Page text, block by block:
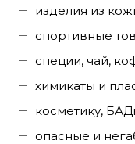
изделия из
спортивные
специи, чай,
химикаты и
косметику,
опасные и